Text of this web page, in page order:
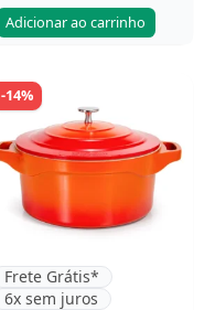
Adicionar ao carrinho
-14%
Frete Grátis*
6x sem juros